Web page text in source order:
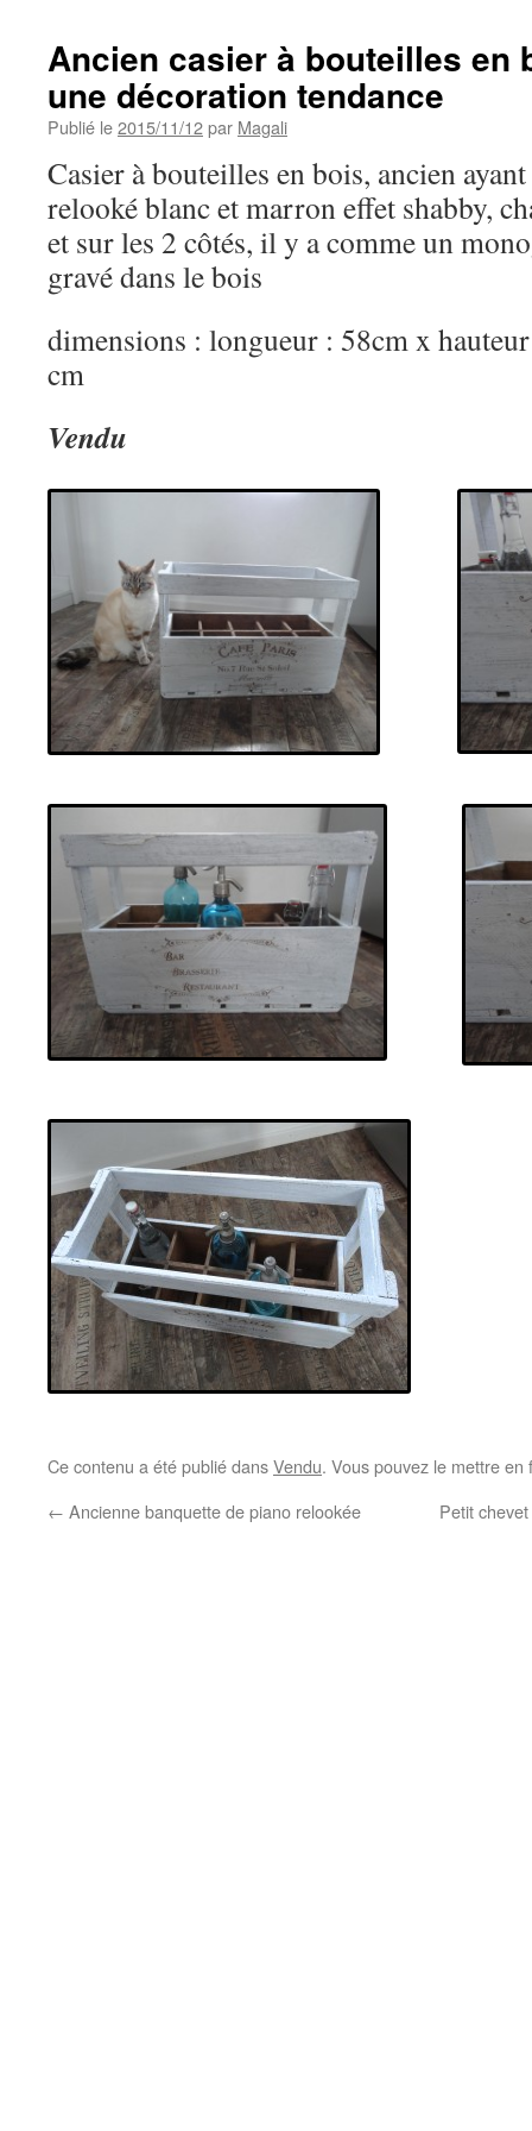
Ancien casier à bouteilles en
une décoration tendance
Publié le2015/11/12par Magali
Casier à bouteilles en bois, ancien
relooké blanc et marron effet shabby,
et sur les 2 côtés, il y a comme un
gravé dans le bois
dimensions : longueur : 58cm x
cm
Vendu
Ce contenu a été publié dansVendu. Vous pouvez le mettre
← Ancienne banquette de piano relookée Petit